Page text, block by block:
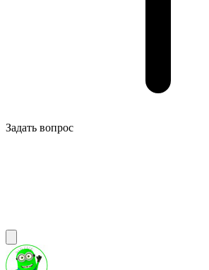
Задать вопрос